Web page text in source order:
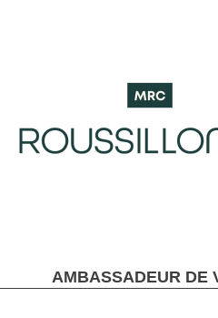
AMBASSADEUR DE